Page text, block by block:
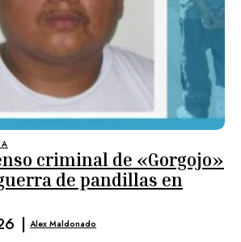
criminal de «Gorgojo»
de pandillas en
| Alex Maldonado